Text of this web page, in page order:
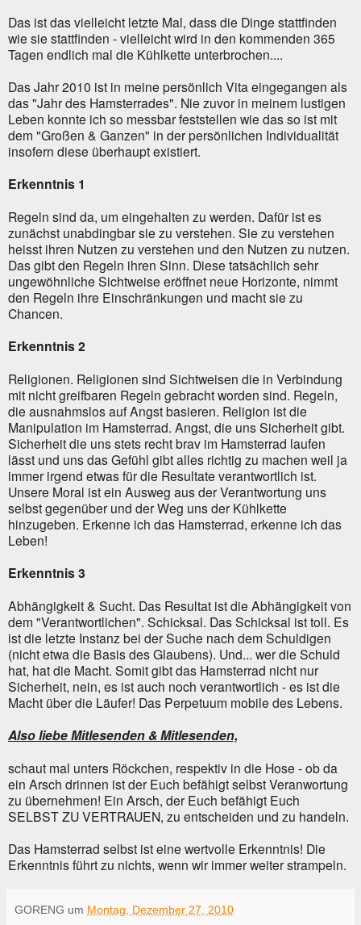
Das ist das vielleicht letzte Mal, dass die Dinge stattfinden
wie sie stattfinden - vielleicht wird in den kommenden 365
Tagen endlich mal die Kühlkette unterbrochen....
Das Jahr 2010 ist in meine persönlich Vita eingegangen als
das "Jahr des Hamsterrades". Nie zuvor in meinem lustigen
Leben konnte ich so messbar feststellen wie das so ist mit
dem "Großen & Ganzen" in der persönlichen Individualität
insofern diese überhaupt existiert.
Erkenntnis 1
Regeln sind da, um eingehalten zu werden. Dafür ist es
zunächst unabdingbar sie zu verstehen. Sie zu verstehen
heisst ihren Nutzen zu verstehen und den Nutzen zu nutzen.
Das gibt den Regeln ihren Sinn. Diese tatsächlich sehr
ungewöhnliche Sichtweise eröffnet neue Horizonte, nimmt
den Regeln ihre Einschränkungen und macht sie zu
Chancen.
Erkenntnis 2
Religionen. Religionen sind Sichtweisen die in Verbindung
mit nicht greifbaren Regeln gebracht worden sind. Regeln,
die ausnahmslos auf Angst basieren. Religion ist die
Manipulation im Hamsterrad. Angst, die uns Sicherheit gibt.
Sicherheit die uns stets recht brav im Hamsterrad laufen
lässt und uns das Gefühl gibt alles richtig zu machen weil ja
immer irgend etwas für die Resultate verantwortlich ist.
Unsere Moral ist ein Ausweg aus der Verantwortung uns
selbst gegenüber und der Weg uns der Kühlkette
hinzugeben. Erkenne ich das Hamsterrad, erkenne ich das
Leben!
Erkenntnis 3
Abhängigkeit & Sucht. Das Resultat ist die Abhängigkeit von
dem "Verantwortlichen". Schicksal. Das Schicksal ist toll. Es
ist die letzte Instanz bei der Suche nach dem Schuldigen
(nicht etwa die Basis des Glaubens). Und... wer die Schuld
hat, hat die Macht. Somit gibt das Hamsterrad nicht nur
Sicherheit, nein, es ist auch noch verantwortlich - es ist die
Macht über die Läufer! Das Perpetuum mobile des Lebens.
Also liebe Mitlesenden & Mitlesenden,
schaut mal unters Röckchen, respektiv in die Hose - ob da
ein Arsch drinnen ist der Euch befähigt selbst Veranwortung
zu übernehmen! Ein Arsch, der Euch befähigt Euch
SELBST ZU VERTRAUEN, zu entscheiden und zu handeln.
Das Hamsterrad selbst ist eine wertvolle Erkenntnis! Die
Erkenntnis führt zu nichts, wenn wir immer weiter strampeln.
GORENG um Montag, Dezember 27, 2010